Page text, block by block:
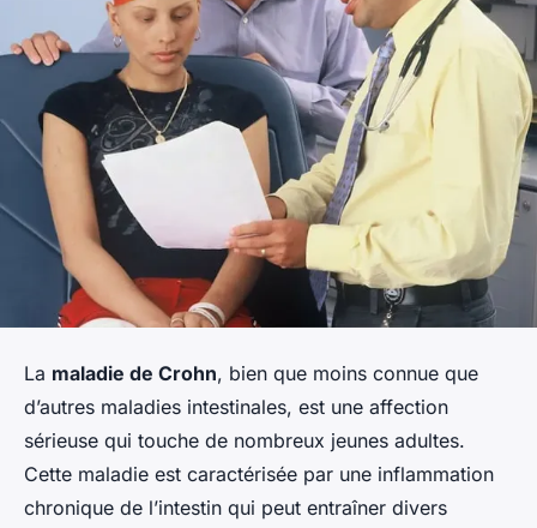
La maladie de Crohn, bien que moins connue que
d’autres maladies intestinales, est une affection
sérieuse qui touche de nombreux jeunes adultes.
Cette maladie est caractérisée par une inflammation
chronique de l’intestin qui peut entraîner divers